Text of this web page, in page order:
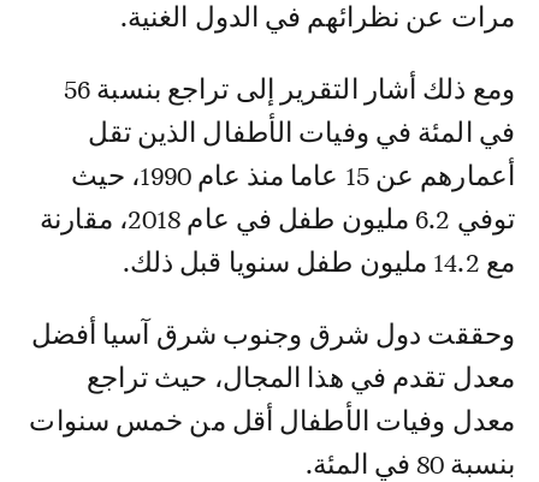
مرات عن نظرائهم في الدول الغنية.
ومع ذلك أشار التقرير إلى تراجع بنسبة 56
في المئة في وفيات الأطفال الذين تقل
أعمارهم عن 15 عاما منذ عام 1990، حيث
توفي 6.2 مليون طفل في عام 2018، مقارنة
مع 14.2 مليون طفل سنويا قبل ذلك.
وحققت دول شرق وجنوب شرق آسيا أفضل
معدل تقدم في هذا المجال، حيث تراجع
معدل وفيات الأطفال أقل من خمس سنوات
بنسبة 80 في المئة.